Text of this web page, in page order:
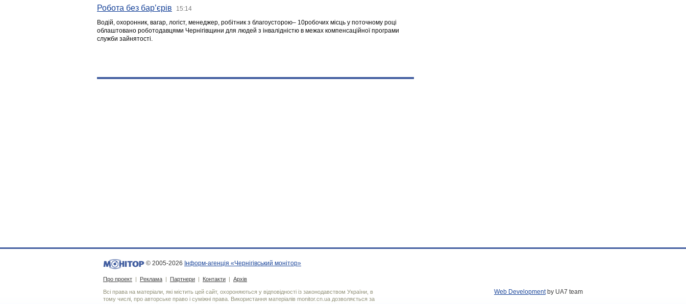
Робота без бар’єрів 15:14
Водій, охоронник, вагар, логіст, менеджер, робітник з благоусторою– 10робочих місць у поточному році
облаштовано роботодавцями Чернігівщини для людей з інвалідністю в межах компенсаційної програми
служби зайнятості.
© 2005-2026 Інформ-агенція «Чернігівський монітор»
Про проект | Реклама | Партнери | Контакти | Архів
Всі права на матеріали, які містить цей сайт, охороняються у відповідності із законодавством України, в
тому числі, про авторське право і суміжні права. Використання матерiалiв monitor.cn.ua дозволяється за
Web Developmentby UA7 team